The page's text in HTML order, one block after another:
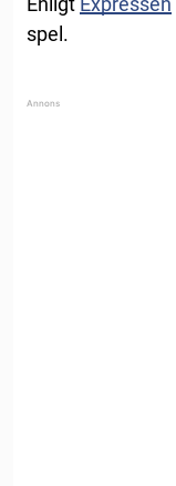
spel.